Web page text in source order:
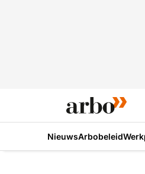
NieuwsArbobeleid